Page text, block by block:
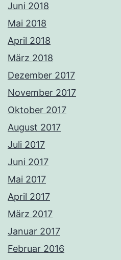
Juni 2018
Mai 2018
April 2018
März 2018
Dezember 2017
November 2017
Oktober 2017
August 2017
Juli 2017
Juni 2017
Mai 2017
April 2017
März 2017
Januar 2017
Februar 2016